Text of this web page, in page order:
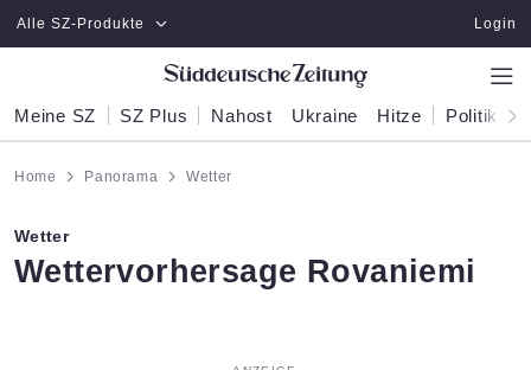
Zum Hauptinhalt springen
Alle SZ-Produkte Login
Meine SZ SZ Plus Nahost Ukraine Hitze Politik
Home Panorama Wetter
Wetter
:
Wettervorhersage Rovaniemi